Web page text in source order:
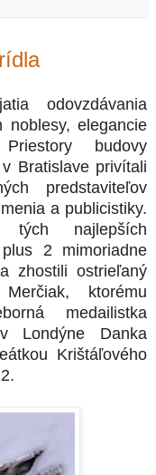
odovzdávania
noblesy, elegancie
budovy
Bratislave privítali
predstaviteľov
a publicistiky.
tých najlepších
2 mimoriadne
zhostili ostrieľaný
ktorému
medailistka
Londýne Danka
Krištáľového